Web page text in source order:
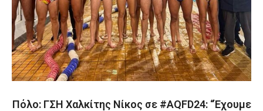
Πόλο: ΓΣΗ Χαλκίτης Νίκος σε #AQFD24: “Έχουμε